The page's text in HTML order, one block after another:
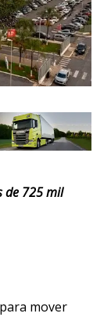
de 725 mil
mover